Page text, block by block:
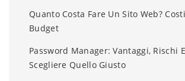
Quanto Costa Fare Un Sito Web?
Budget
Password Manager: Vantaggi, Rischi
Scegliere Quello Giusto